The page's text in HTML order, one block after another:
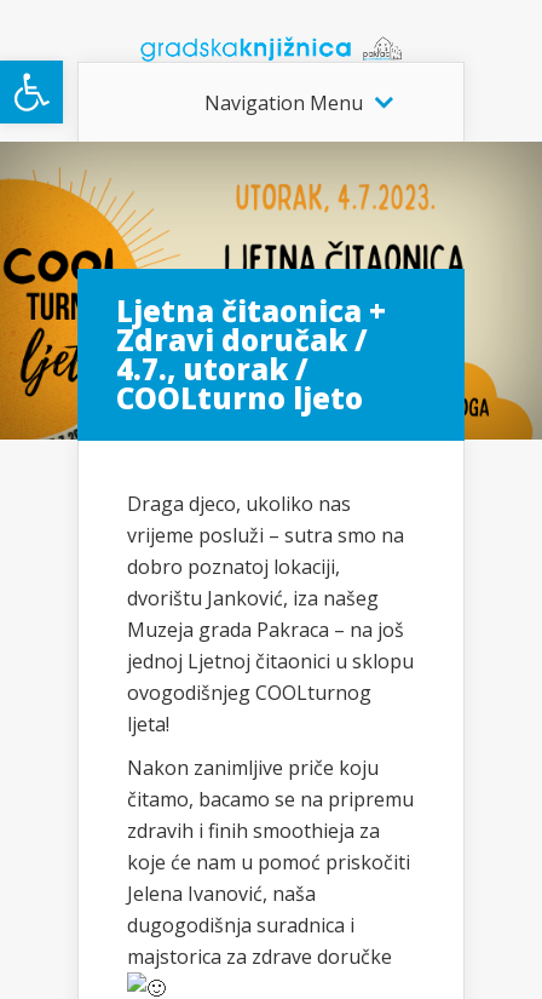
Open toolbar
Navigation Menu
Ljetna čitaonica +
Zdravi doručak /
4.7., utorak /
COOLturno ljeto
Draga djeco, ukoliko nas
vrijeme posluži – sutra smo na
dobro poznatoj lokaciji,
dvorištu Janković, iza našeg
Muzeja grada Pakraca – na još
jednoj Ljetnoj čitaonici u sklopu
ovogodišnjeg COOLturnog
ljeta!
Nakon zanimljive priče koju
čitamo, bacamo se na pripremu
zdravih i finih smoothieja za
koje će nam u pomoć priskočiti
Jelena Ivanović, naša
dugogodišnja suradnica i
majstorica za zdrave doručke